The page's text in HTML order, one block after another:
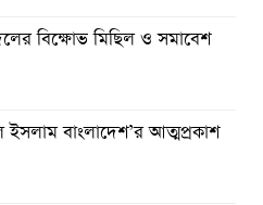
বিক্ষোভ মিছিল ও সমাবেশ
ইসলাম বাংলাদেশ’র আত্মপ্রকাশ